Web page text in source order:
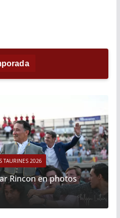
TAURINES 2026
Rincon en photos